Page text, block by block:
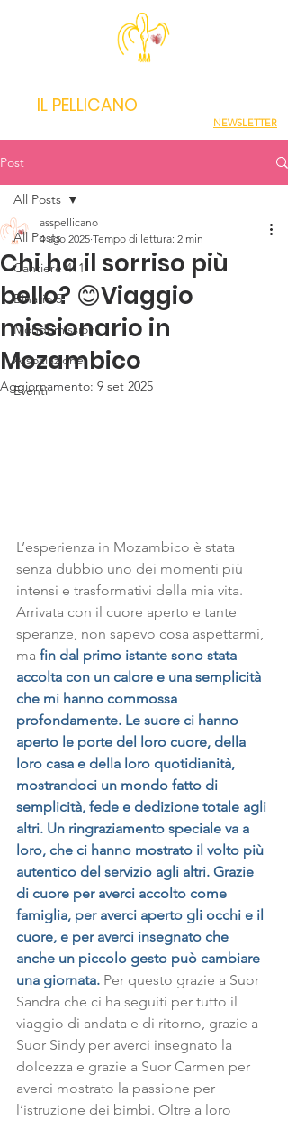
IL PELLICANO
NEWSLETTER
Post
All Posts
Cantiere 411
Binario 5
Mondomissioni
Associazione
Eventi
All Posts
Chi ha il sorriso più
bello? 😊Viaggio
missionario in
Mozambico
asspellicano
4 ago 2025 Tempo di lettura: 2 min
Aggiornamento: 9 set 2025
L’esperienza in Mozambico è stata
senza dubbio uno dei momenti più
intensi e trasformativi della mia vita.
Arrivata con il cuore aperto e tante
speranze, non sapevo cosa aspettarmi,
ma fin dal primo istante sono stata
accolta con un calore e una semplicità
che mi hanno commossa
profondamente. Le suore ci hanno
aperto le porte del loro cuore, della
loro casa e della loro quotidianità,
mostrandoci un mondo fatto di
semplicità, fede e dedizione totale agli
altri. Un ringraziamento speciale va a
loro, che ci hanno mostrato il volto più
autentico del servizio agli altri. Grazie
di cuore per averci accolto come
famiglia, per averci aperto gli occhi e il
cuore, e per averci insegnato che
anche un piccolo gesto può cambiare
una giornata. Per questo grazie a Suor
Sandra che ci ha seguiti per tutto il
viaggio di andata e di ritorno, grazie a
Suor Sindy per averci insegnato la
dolcezza e grazie a Suor Carmen per
averci mostrato la passione per
l’istruzione dei bimbi. Oltre a loro